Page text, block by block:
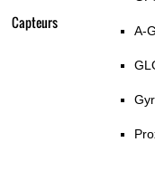
Capteurs A-